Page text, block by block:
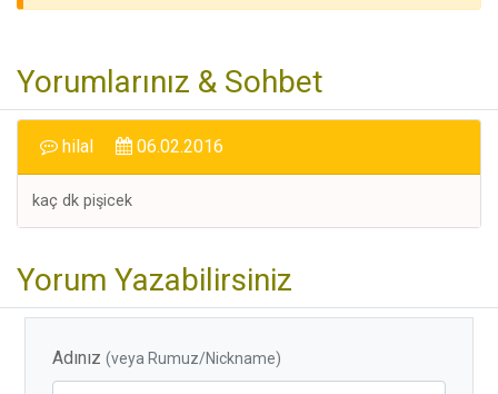
Yorumlarınız & Sohbet
hilal 06.02.2016
kaç dk pişicek
Yorum Yazabilirsiniz
Adınız(veya Rumuz/Nickname)